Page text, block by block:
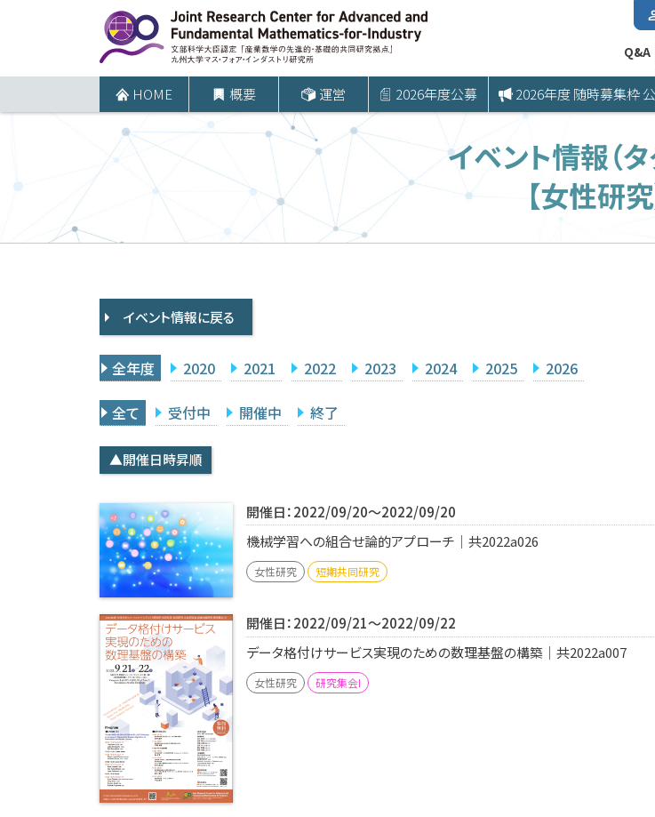
ツ
プ
HOME 概要 運営 2026年度公募 2026年度 随時募集枠
Q&A
イベント情報（タ
【女性研究
イベント情報に戻る
全年度 2020 2021 2022 2023 2024 2025 2026
全て 受付中 開催中 終了
▲開催日時昇順
開催日：2022/09/20～2022/09/20
機械学習への組合せ論的アプローチ｜共2022a026
女性研究 短期共同研究
開催日：2022/09/21～2022/09/22
データ格付けサービス実現のための数理基盤の構築｜共2022a007
女性研究 研究集会I